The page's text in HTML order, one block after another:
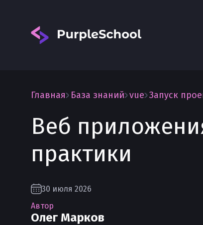
Главная База знаний vue Запуск
Веб
практики
30 июля 2026
Автор
Олег Марков